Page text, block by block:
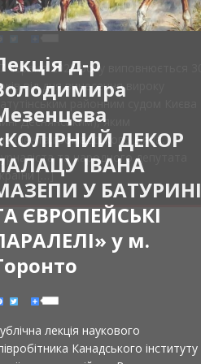
д-р
ДЕКОР
ІВАНА
У БАТУРИНІ
ЄВРОПЕЙСЬКІ
у м.
Fa
e
b
o
o
k
Tw
t
t
e
r
S
h
reлекція наукового
Канадського інституту